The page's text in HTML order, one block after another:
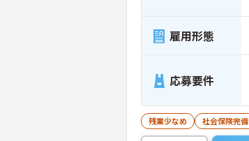
雇用形態
応募要件
残業少なめ 社会保険完備